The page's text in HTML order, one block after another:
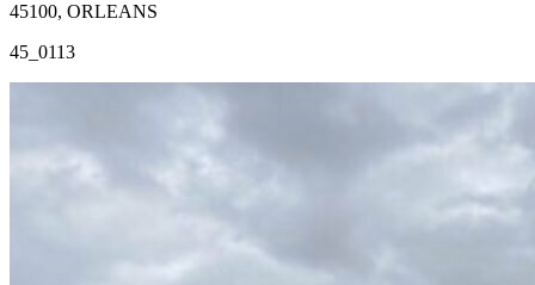
45100, ORLEANS
45_0113